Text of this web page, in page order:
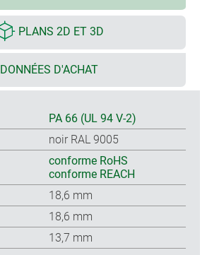
PLANS 2D ET 3D
DONNÉES D'ACHAT
PA 66 (UL 94 V-2)
noir RAL 9005
conforme RoHS
conforme REACH
18,6 mm
18,6 mm
13,7 mm